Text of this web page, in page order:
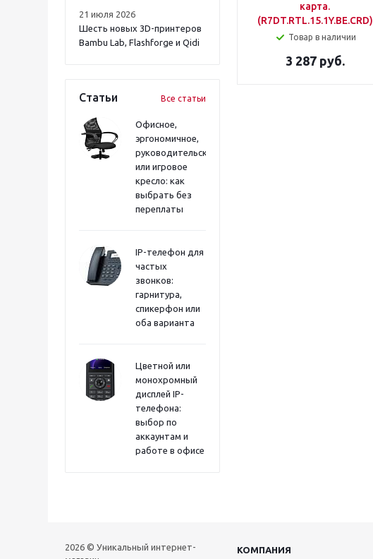
21 июля 2026
Шесть новых 3D-принтеров
Bambu Lab, Flashforge и Qidi
Статьи Все статьи
Офисное,
эргономичное,
руководительское
или игровое
кресло: как
выбрать без
переплаты
IP-телефон для
частых
звонков:
гарнитура,
спикерфон или
оба варианта
Цветной или
монохромный
дисплей IP-
телефона:
выбор по
аккаунтам и
работе в офисе
карта.
(R7DT.RTL.15.1Y.BE.CRD)
Товар в наличии
3 287 руб.
2026 © Уникальный интернет-
КОМПАНИЯ